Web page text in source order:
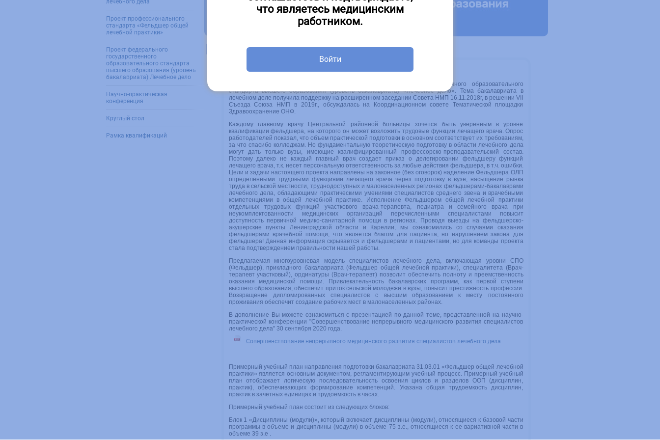
лечебного дела
Проект профессионального
стандарта «Фельдшер общей
лечебной практики»
Проект федерального
государственного
образовательного стандарта
высшего образования (уровень
бакалавриата) Лечебное дело
Научно-практическая
конференция
Круглый стол
Рамка квалификаций
Проект образовательного стандарта Примерный учебный план
Уважаемые коллеги!
Представляем Вам для обсуждения проект федерального государственного образовательного
стандарта высшего образования (уровень бакалавриата) «Лечебное дело». Тема бакалавриата в
лечебном деле получила поддержку на расширенном заседании Совета НМП 16.11.2018г, в решении VII
Съезда Союза НМП в 2019г., обсуждалась на Координационном совете Тематической площадки
Здравоохранение ОНФ.
Каждому главному врачу Центральной районной больницы хочется быть уверенным в уровне
квалификации фельдшера, на которого он может возложить трудовые функции лечащего врача. Опрос
работодателей показал, что объем практической подготовки в основном соответствует их требованиям,
за что спасибо колледжам. Но фундаментальную теоретическую подготовку в области лечебного дела
могут дать только вузы, имеющие квалифицированный профессорско-преподавательский состав.
Поэтому далеко не каждый главный врач создает приказ о делегировании фельдшеру функций
лечащего врача, т.к. несет персональную ответственность за любые действия фельдшера, в т.ч. ошибки.
Цели и задачи настоящего проекта направлены на законное (без оговорок) наделение Фельдшера ОЛП
определенными трудовыми функциями лечащего врача через подготовку в вузе, насыщение рынка
труда в сельской местности, труднодоступных и малонаселенных регионах фельдшерами-бакалаврами
лечебного дела, обладающими практическими умениями специалистов среднего звена и врачебными
компетенциями в общей лечебной практике. Исполнение Фельдшером общей лечебной практики
отдельных трудовых функций участкового врача-терапевта, педиатра и семейного врача при
неукомплектованности медицинских организаций перечисленными специалистами повысит
доступность первичной медико-санитарной помощи в регионах. Проводя выезды на фельдшерско-
акушерские пункты Ленинградской области и Карелии, мы ознакомились со случаями оказания
фельдшерами врачебной помощи, что является благом для пациента, но нарушением закона для
фельдшера! Данная информация скрывается и фельдшерами и пациентами, но для команды проекта
стала подтверждением правильности нашей работы.
Предлагаемая многоуровневая модель специалистов лечебного дела, включающая уровни СПО
(Фельдшер), прикладного бакалавриата (Фельдшер общей лечебной практики), специалитета (Врач-
терапевт участковый), ординатуры (Врач-терапевт) позволит обеспечить полноту и преемственность
оказания медицинской помощи. Привлекательность бакалаврских программ, как первой ступени
высшего образования, обеспечит приток сельской молодежи в вузы, повысит престижность профессии.
Возвращение дипломированных специалистов с высшим образованием к месту постоянного
проживания обеспечит создание рабочих мест в малонаселенных районах.
В дополнение Вы можете ознакомиться с презентацией по данной теме, представленной на научно-
практической конференции "Совершенствование непрерывного медицинского развития специалистов
лечебного дела" 30 сентября 2020 года.
Совершенствование непрерывного медицинского развития специалистов лечебного дела
Примерный учебный план направления подготовки бакалавриата 31.03.01 «Фельдшер общей лечебной
практики» является основным документом, регламентирующим учебный процесс. Примерный учебный
план отображает логическую последовательность освоения циклов и разделов ООП (дисциплин,
практик), обеспечивающих формирование компетенций. Указана общая трудоемкость дисциплин,
практик в зачетных единицах и трудоемкость в часах.
Примерный учебный план состоит из следующих блоков:
Блок 1 «Дисциплины (модули)», который включает дисциплины (модули), относящиеся к базовой части
программы в объеме и дисциплины (модули) в объеме 75 з.е., относящиеся к ее вариативной части в
объеме 39 з.е .
что являетесь медицинским
работником.
Войти